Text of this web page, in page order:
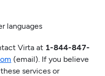
languages
Virta at 1-844-847-
(email). If you believe
services or